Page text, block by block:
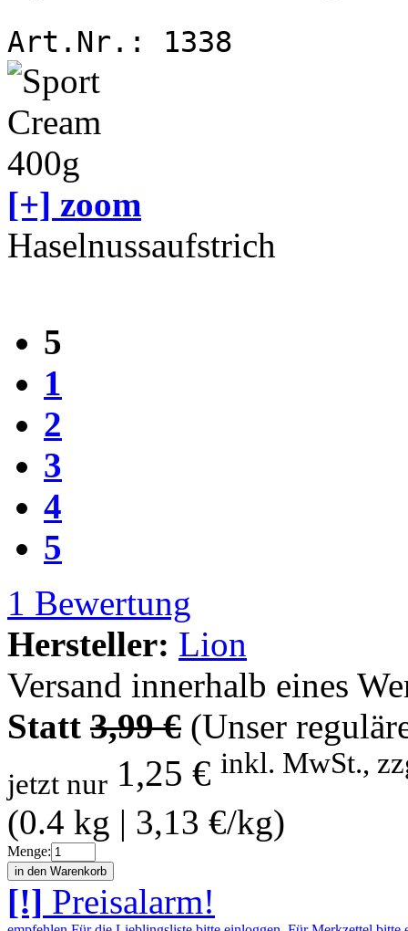
Art.Nr.: 1338
[+] zoom
Haselnussaufstrich
5
1
2
3
4
5
1 Bewertung
Hersteller: Lion
Versand innerhalb eines
Statt 3,99 € (Unser
jetzt nur 1,25 € inkl. MwSt.,
(0.4 kg | 3,13 €/kg)
Menge:
[!] Preisalarm!